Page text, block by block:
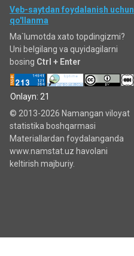
Veb-saytdan foydalanish uchun
qo'llanma
Ma`lumotda xato topdingizmi?
Uni belgilang va quyidagilarni
bosing Ctrl + Enter
Onlayn: 21
© 2013-2026 Namangan viloyat
statistika boshqarmasi
Materiallardan foydalanganda
www.namstat.uz havolani
keltirish majburiy.